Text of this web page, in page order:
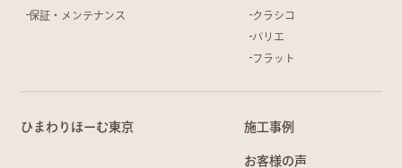
保証・メンテナンス
クラシコ
バリエ
フラット
ひまわりほーむ東京 施工事例
お客様の声